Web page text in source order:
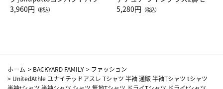
Drop JAL客室乗務員（LC）ス
3,960円 （税込）
ト（レッドワイン）
5,280円 （税込）
ホーム > BACKYARD FAMILY > ファッション
> UnitedAthle ユナイテッドアスレ Tシャツ 半袖 通販 半袖Tシャツ tシャツ